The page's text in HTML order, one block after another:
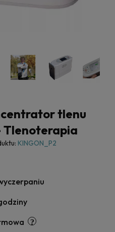
tlenu
Tlenoterapia
KINGON_P2